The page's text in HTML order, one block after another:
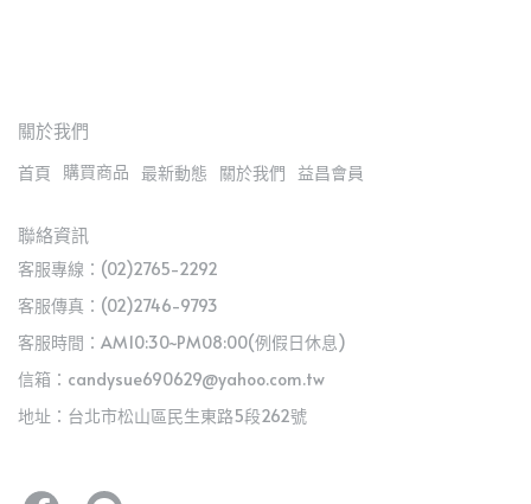
關於我們
首頁 購買商品 最新動態 關於我們 益昌會員
聯絡資訊
客服專線：(02)2765-2292
客服傳真：(02)2746-9793
客服時間：AM10:30~PM08:00(例假日休息)
信箱：candysue690629@yahoo.com.tw
地址：台北市松山區民生東路5段262號